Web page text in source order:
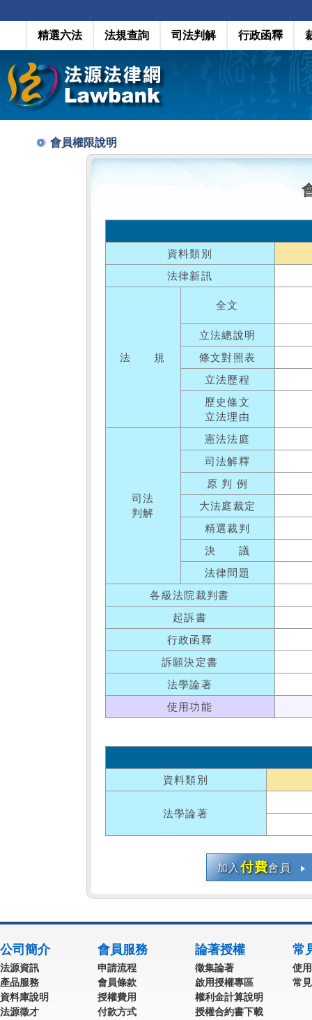
精選六法 法規查詢 司法判解 行政函釋
會員權限說明
資料類別
法律新訊
法 規
全文
立法總說明
條文對照表
立法歷程
歷史條文
立法理由
司法
判解
憲法法庭
司法解釋
原 判 例
大法庭裁定
精選裁判
決 議
法律問題
各級法院裁判書
起訴書
行政函釋
訴願決定書
法學論著
使用功能
資料類別
法學論著
加入付費會員
公司簡介
法源資訊
產品服務
資料庫說明
法源徵才
會員服務
申請流程
會員條款
授權費用
付款方式
論著授權
徵集論著
啟用授權專區
權利金計算說明
授權合約書下載
常
使
常